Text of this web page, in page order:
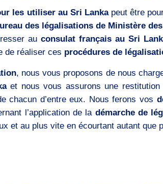
les utiliser au Sri Lankapeut être
des légalisations de Ministère
au consulat français au Sri
de réaliser ces procédures de
, nous vous proposons de nous
et nous vous assurons une
chacun d’entre eux. Nous ferons vos
l’application de la démarche de
et au plus vite en écourtant autant que